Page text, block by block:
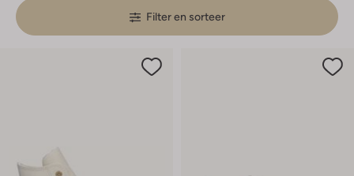
Filter en sorteer